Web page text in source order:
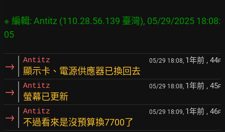
※ 編輯: Antitz (110.28.56.139 臺灣), 05/29/2025 18:08:
05
→ Antitz 05/29 18:08, 1年前 , 44F
顯示卡、電源供應器已換回去
→ Antitz 05/29 18:08, 1年前 , 45F
螢幕已更新
→ Antitz 05/29 18:09, 1年前 , 46F
不過看來是沒預算換7700了